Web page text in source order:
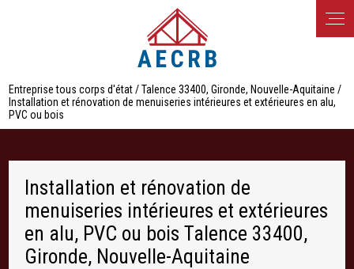
Entreprise tous corps d'état / Talence 33400, Gironde, Nouvelle-Aquitaine /
Installation et rénovation de menuiseries intérieures et extérieures en alu,
PVC ou bois
Installation et rénovation de
menuiseries intérieures et extérieures
en alu, PVC ou bois Talence 33400,
Gironde, Nouvelle-Aquitaine